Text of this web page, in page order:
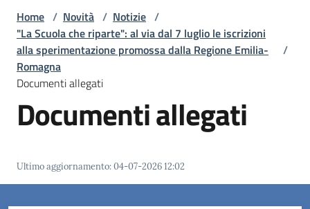
Amministrazione
Novità
Menu selezionato
Home / Novità / Notizie /
"La Scuola che riparte": al via dal 7 luglio le iscrizioni
alla sperimentazione promossa dalla Regione Emilia-
Romagna
/
Documenti allegati
Documenti allegati
Ultimo aggiornamento:04-07-2026 12:02